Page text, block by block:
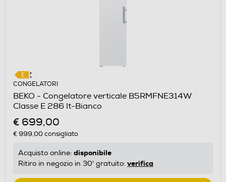
CONGELATORI
BEKO - Congelatore verticale B5RMFNE314W
Classe E 286 lt-Bianco
€ 699,00
€ 999,00consigliato
Acquisto online: disponibile
Ritiro in negozio in 30' gratuito: verifica